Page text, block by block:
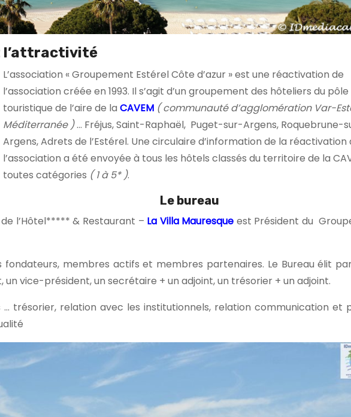
l’attractivité
L’association « Groupement Estérel Côte d’azur » est une réactivation de
l’association créée en 1993. Il s’agit d’un groupement des hôteliers du pôle
touristique de l’aire de la CAVEM ( communauté d’agglomération Var-
Méditerranée )… Fréjus, Saint-Raphaël, Puget-sur-Argens, Roquebrune-
Argens, Adrets de l’Estérel. Une circulaire d’information de la réactivation
l’association a été envoyée à tous les hôtels classés du territoire de la
toutes catégories ( 1 à 5* ).
Le bureau
l’Hôtel***** & Restaurant – La Villa Mauresque est Président du
fondateurs, membres actifs et membres partenaires. Le Bureau élit
un vice-président, un secrétaire + un adjoint, un trésorier + un adjoint.
trésorier, relation avec les institutionnels, relation communication et